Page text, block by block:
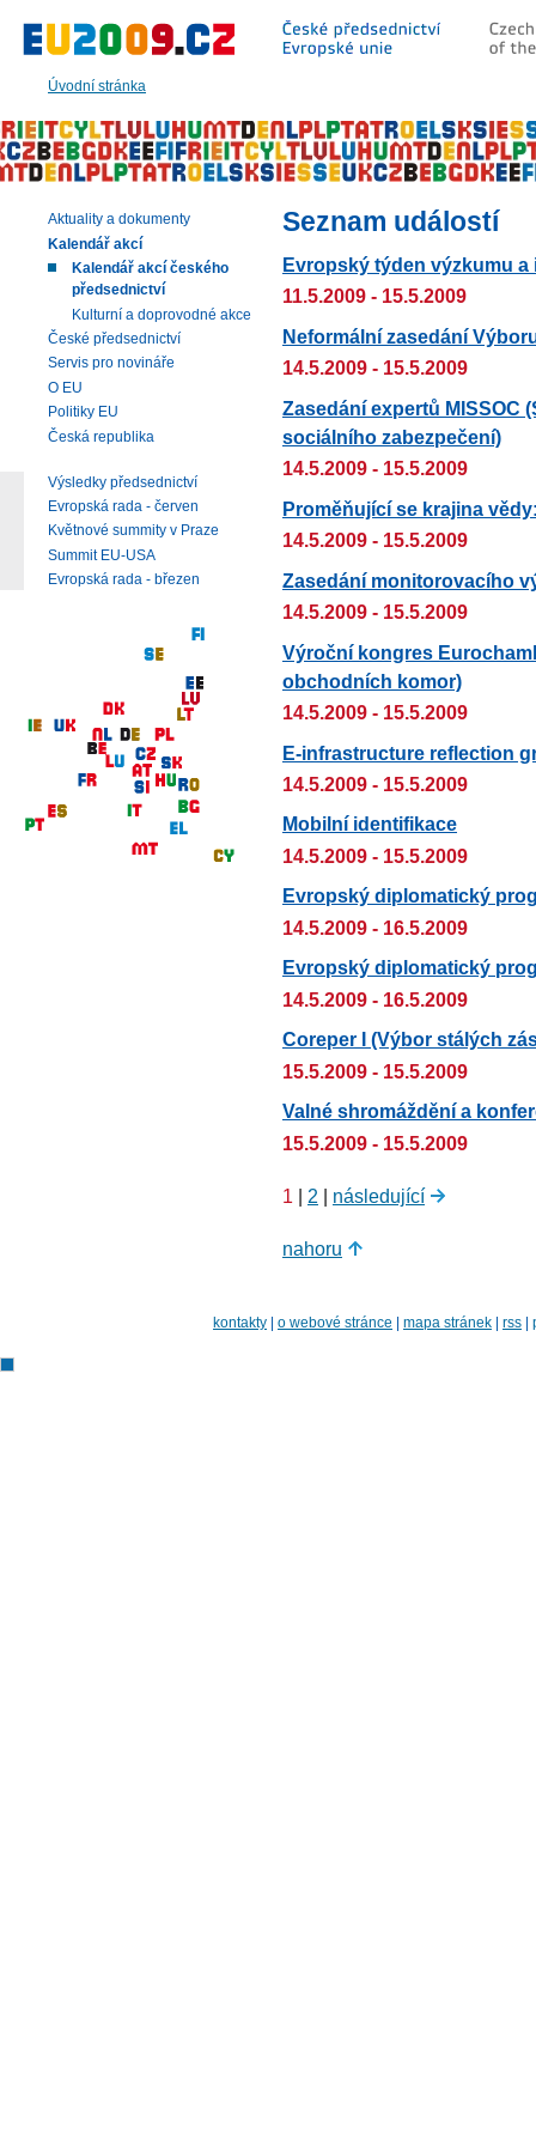
Úvodní stránka
hlavní
|
navigaci
|
vyhledávání
Seznam událostí
Evropský týden výzkumu a
11.5.2009 - 15.5.2009
Neformální zasedání
14.5.2009 - 15.5.2009
Zasedání expertů MISSOC
sociálního zabezpečení)
14.5.2009 - 15.5.2009
Proměňující se krajina
14.5.2009 - 15.5.2009
Zasedání monitorovacího
14.5.2009 - 15.5.2009
Výroční kongres
obchodních komor)
14.5.2009 - 15.5.2009
E-infrastructure reflection
14.5.2009 - 15.5.2009
Mobilní identifikace
14.5.2009 - 15.5.2009
Evropský diplomatický
14.5.2009 - 16.5.2009
Evropský diplomatický
14.5.2009 - 16.5.2009
Coreper I (Výbor stálých
15.5.2009 - 15.5.2009
Valné shromáždění a
15.5.2009 - 15.5.2009
1 | 2 | následující
nahoru
Aktuality a dokumenty
Kalendář akcí
Kalendář akcí českého
předsednictví
Kulturní a doprovodné akce
České předsednictví
Servis pro novináře
O EU
Politiky EU
Česká republika
Výsledky předsednictví
Evropská rada - červen
Květnové summity v Praze
Summit EU-USA
Evropská rada - březen
kontakty | o webové stránce | mapa stránek | rss |